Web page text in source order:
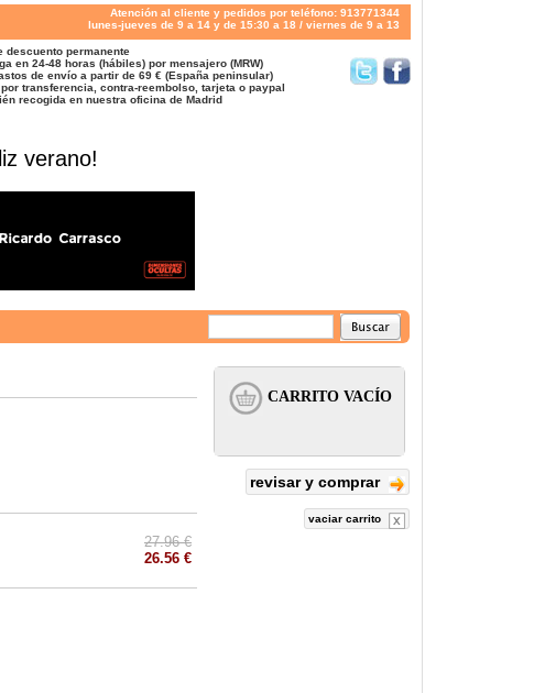
Atención al cliente y pedidos por teléfono: 913771344
lunes-jueves de 9 a 14 y de 15:30 a 18 / viernes de 9 a 13
descuento permanente
en 24-48 horas (hábiles) por mensajero (MRW)
de envío a partir de 69 € (España peninsular)
transferencia, contra-reembolso, tarjeta o paypal
recogida en nuestra oficina de Madrid
verano!
27.96 €
26.56 €
revisar y comprar
vaciar carrito